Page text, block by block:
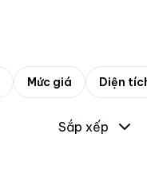
Mức giá Diện
Sắp xếp